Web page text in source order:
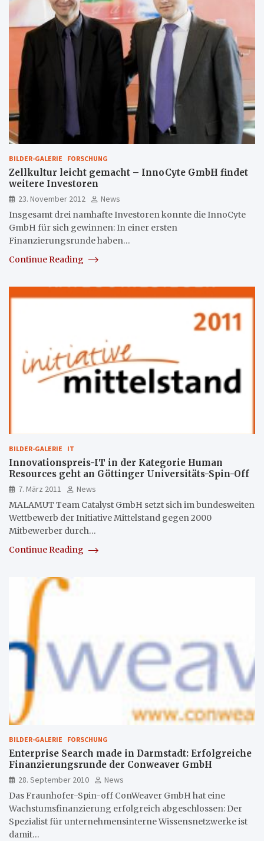
BILDER-GALERIE FORSCHUNG
Zellkultur leicht gemacht – InnoCyte GmbH findet
weitere Investoren
23. November 2012
News
Insgesamt drei namhafte Investoren konnte die InnoCyte
GmbH für sich gewinnen: In einer ersten
Finanzierungsrunde haben…
Continue Reading
BILDER-GALERIE IT
Innovationspreis-IT in der Kategorie Human
Resources geht an Göttinger Universitäts-Spin-Off
7. März 2011
News
MALAMUT Team Catalyst GmbH setzt sich im bundesweiten
Wettbewerb der Initiative Mittelstand gegen 2000
Mitbewerber durch…
Continue Reading
BILDER-GALERIE FORSCHUNG
Enterprise Search made in Darmstadt: Erfolgreiche
Finanzierungsrunde der Conweaver GmbH
28. September 2010
News
Das Fraunhofer-Spin-off ConWeaver GmbH hat eine
Wachstumsfinanzierung erfolgreich abgeschlossen: Der
Spezialist für unternehmensinterne Wissensnetzwerke ist
damit…